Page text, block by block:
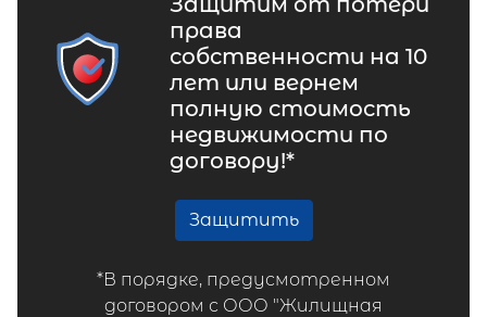
права
собственности на 10
лет или вернем
полную стоимость
недвижимости по
договору!*
Защитить
*В порядке, предусмотренном
договором с ООО "Жилищная